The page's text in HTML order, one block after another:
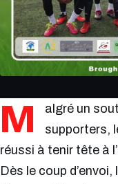
M
algré un
supporters,
réussi à tenir tête à
Dès le coup